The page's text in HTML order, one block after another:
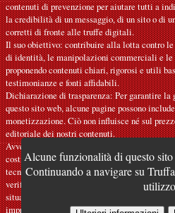
Alcune funzionalità di questo
Continuando a navigare su
contenuti di prevenzione per aiutare tutti a
la credibilità di un messaggio, di un sito o di
corretti di fronte alle truffe digitali.
Il suo obiettivo: contribuire alla lotta contro
di identità, le manipolazioni commerciali e le
proponendo contenuti chiari, rigorosi e utili
testimonianze e fonti affidabili.
Dichiarazione di trasparenza: Per garantire
questo sito web, alcune pagine possono
monetizzazione. Ciò non influisce né sul
editoriale dei nostri contenuti.
Avvertenze: I nostri articoli hanno finalità
costituiscono né raccomandazioni ufficiali né
tecniche personalizzate. Le informazioni
verificate presso gli enti, i servizi o gli
situazione. Decliniamo ogni responsabilità in
improprio. Se riscontra un’inesattezza,ci